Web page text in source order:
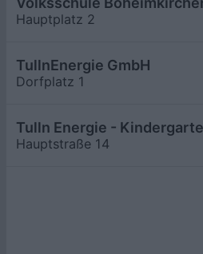
Hauptplatz 2
TullnEnergie GmbH
Dorfplatz 1
Tulln Energie -
Hauptstraße 14